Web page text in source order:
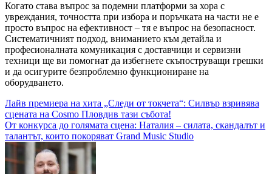
Когато става въпрос за подемни платформи за хора с
увреждания, точността при избора и поръчката на части не е
просто въпрос на ефективност – тя е въпрос на безопасност.
Систематичният подход, вниманието към детайла и
професионалната комуникация с доставчици и сервизни
техници ще ви помогнат да избегнете скъпоструващи грешки
и да осигурите безпроблемно функциониране на
оборудването.
Навигация
Лайв премиера на хита „Следи от токчета“: Силвър взривява
сцената на Cosmo Пловдив тази събота!
От конкурса до голямата сцена: Наталия – силата, скандалът и
талантът, които покоряват Grand Music Studio